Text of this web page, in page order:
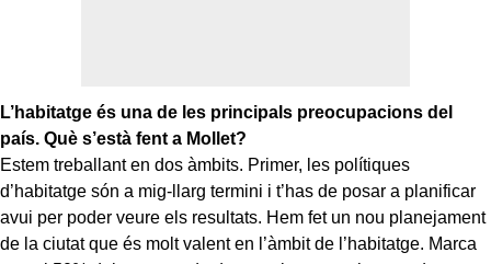
L’habitatge és una de les principals preocupacions del
país. Què s’està fent a Mollet?
Estem treballant en dos àmbits. Primer, les polítiques
d’habitatge són a mig-llarg termini i t’has de posar a planificar
avui per poder veure els resultats. Hem fet un nou planejament
de la ciutat que és molt valent en l’àmbit de l’habitatge. Marca